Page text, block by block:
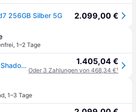
256GB Silber 5G 2.099,00 €
, 1–2 Tage
Galaxy Z Fold7 - Silver Shadow - 256 GB 1.405,04 €
Oder 3 Zahlungen von 468,34 €¹
, 1–3 Tage